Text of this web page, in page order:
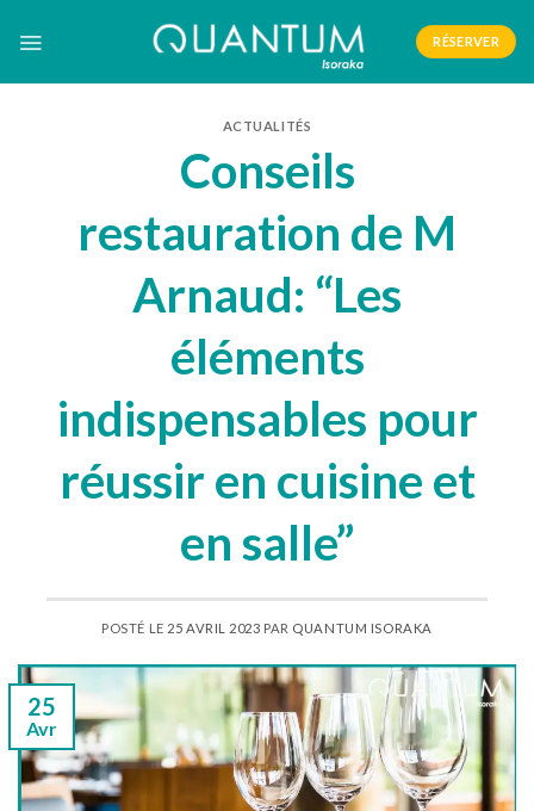
RÉSERVER
ACTUALITÉS
Conseils
restauration de M
Arnaud: “Les
éléments
indispensables pour
réussir en cuisine et
en salle”
POSTÉ LE 25 AVRIL 2023 PAR QUANTUM ISORAKA
25
Avr